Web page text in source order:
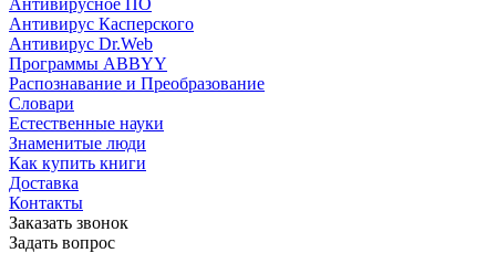
Антивирусное ПО
Антивирус Касперского
Антивирус Dr.Web
Программы ABBYY
Распознавание и Преобразование
Словари
Естественные науки
Знаменитые люди
Как купить книги
Доставка
Контакты
Заказать звонок
Задать вопрос